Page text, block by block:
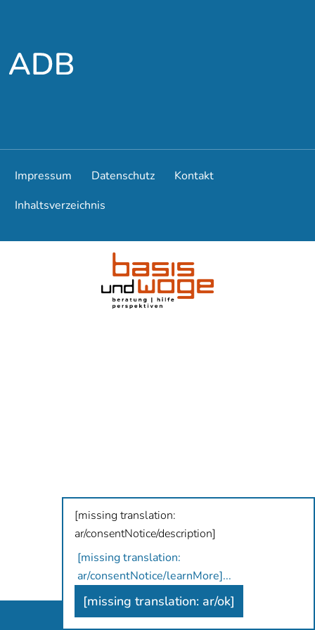
Impressum Datenschutz
Kontakt
Inhaltsverzeichnis
Antidiskriminierungsbüro Hamburg
[missing translation:
ar/consentNotice/description]
[missing translation:
ar/consentNotice/learnMore]...
[missing translation: ar/ok]